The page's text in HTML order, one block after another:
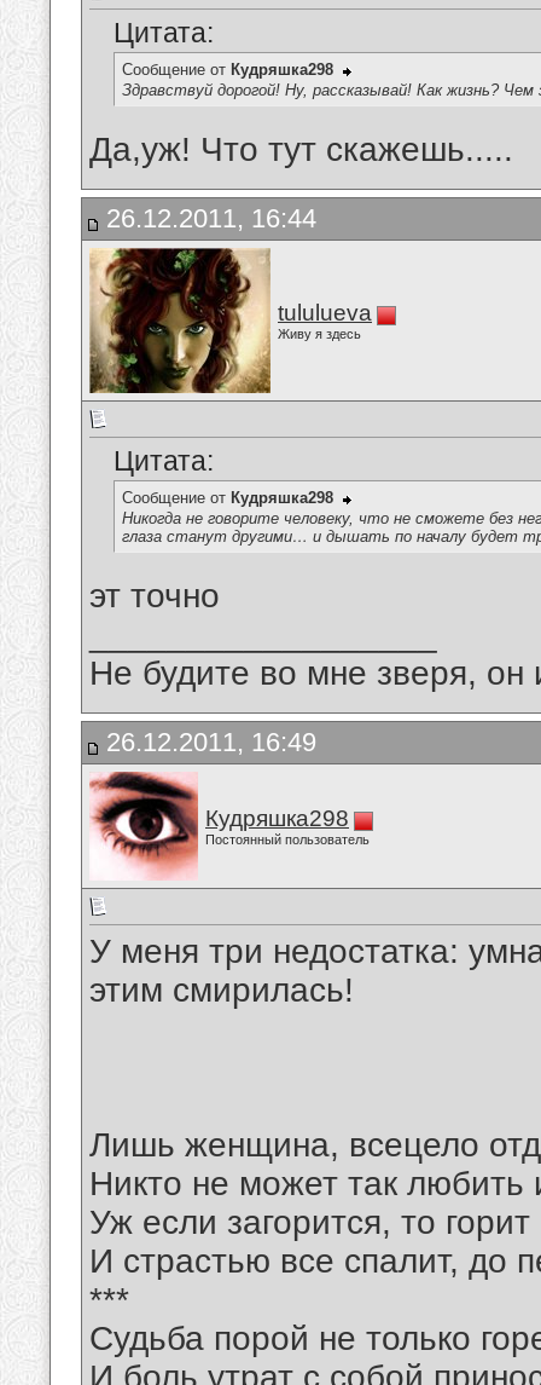
Цитата:
Сообщение от Кудряшка298
Здравствуй дорогой! Ну, рассказывай! Как жизнь?
Да,уж! Что тут скажешь.....
26.12.2011, 16:44
tululueva
Живу я здесь
Цитата:
Сообщение от Кудряшка298
Никогда не говорите человеку, что не сможете
глаза станут другими… и дышать по началу будет
эт точно
Не будите во мне зверя, он
26.12.2011, 16:49
Кудряшка298
Постоянный пользователь
У меня три недостатка:
этим смирилась!
Лишь женщина, всецело
Никто не может так любить
Уж если загорится, то горит
И страстью все спалит, до
***
Судьба порой не только